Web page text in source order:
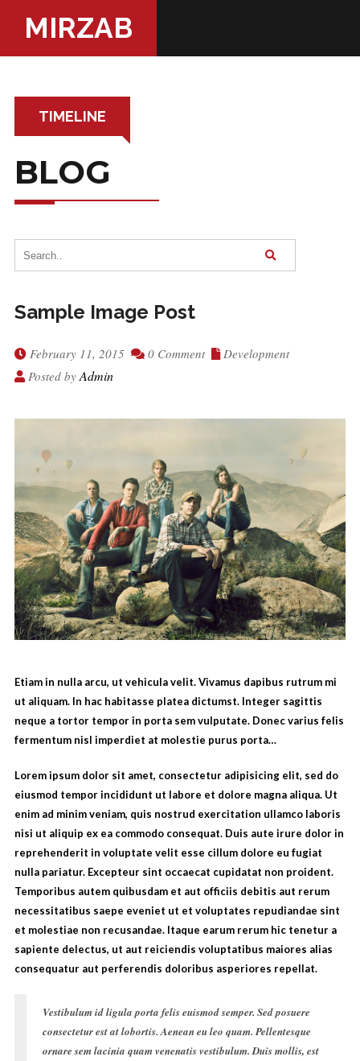
MIRZAB
TIMELINE
BLOG
Sample Image Post
February 11, 2015 0 Comment
Development
Posted byAdmin
Etiam in nulla arcu, ut vehicula velit. Vivamus dapibus rutrum mi
ut aliquam. In hac habitasse platea dictumst. Integer sagittis
neque a tortor tempor in porta sem vulputate. Donec varius felis
fermentum nisl imperdiet at molestie purus porta…
Lorem ipsum dolor sit amet, consectetur adipisicing elit, sed do
eiusmod tempor incididunt ut labore et dolore magna aliqua. Ut
enim ad minim veniam, quis nostrud exercitation ullamco laboris
nisi ut aliquip ex ea commodo consequat. Duis aute irure dolor in
reprehenderit in voluptate velit esse cillum dolore eu fugiat
nulla pariatur. Excepteur sint occaecat cupidatat non proident.
Temporibus autem quibusdam et aut officiis debitis aut rerum
necessitatibus saepe eveniet ut et voluptates repudiandae sint
et molestiae non recusandae. Itaque earum rerum hic tenetur a
sapiente delectus, ut aut reiciendis voluptatibus maiores alias
consequatur aut perferendis doloribus asperiores repellat.
Vestibulum id ligula porta felis euismod semper. Sed posuere
consectetur est at lobortis. Aenean eu leo quam. Pellentesque
ornare sem lacinia quam venenatis vestibulum. Duis mollis, est